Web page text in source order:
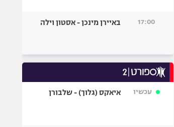
17:00 באיירן מינכן - אסטון וילה
עכשיו איאקס (גלוך) - שלבורן